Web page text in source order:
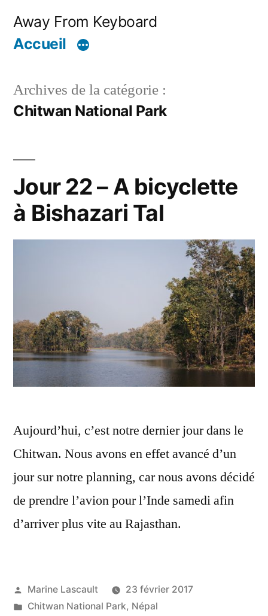
Away From Keyboard
Accueil
Archives de la catégorie :
Chitwan National Park
Jour 22 – A bicyclette
à Bishazari Tal
Aujourd’hui, c’est notre dernier jour dans le
Chitwan. Nous avons en effet avancé d’un
jour sur notre planning, car nous avons décidé
de prendre l’avion pour l’Inde samedi afin
d’arriver plus vite au Rajasthan.
Publié
par
Marine Lascault
23 février 2017
Publié
Chitwan National Park, Népal